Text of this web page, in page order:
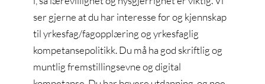
ser gjerne at du har interesse for og kjennskap
til yrkesfag/fagopplæring og yrkesfaglig
kompetansepolitikk. Du må ha god skriftlig og
muntlig fremstillingsevne og digital